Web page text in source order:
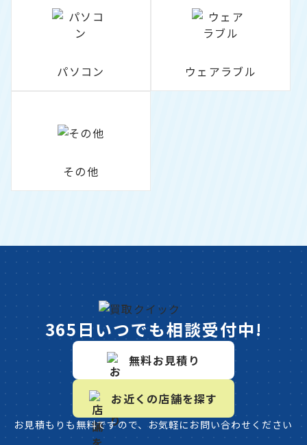
パソコン ウェアラブル
その他
365日いつでも相談受付中!
無料お見積り
お近くの店舗を探す
お見積もりも無料ですので、お気軽にお問い合わせください